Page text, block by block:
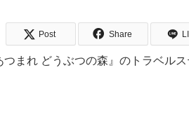
Post Share
まれ どうぶつの森』のトラベル